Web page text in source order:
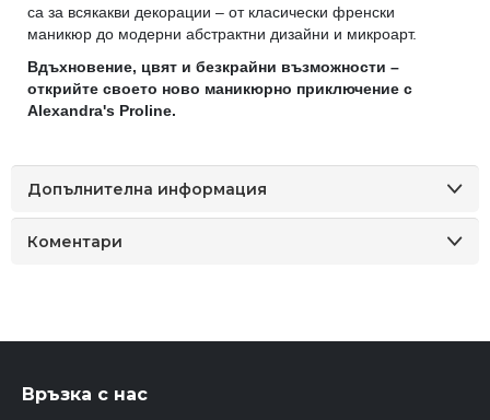
са за всякакви декорации – от класически френски
маникюр до модерни абстрактни дизайни и микроарт.
Вдъхновение, цвят и безкрайни възможности –
открийте своето ново маникюрно приключение с
Alexandra's Proline.
Допълнителна информация
Коментари
Връзка с нас